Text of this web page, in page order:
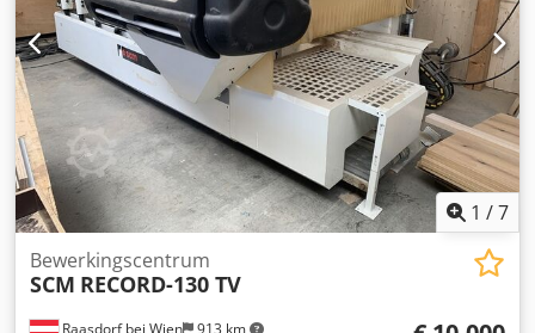
1 /7
Raasdorf bei Wien 913 km
Bewerkingscentrum
SCM RECORD-130 TV